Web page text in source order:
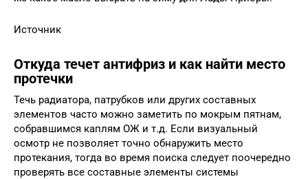
Источник
Откуда течет антифриз и как найти место
протечки
Течь радиатора, патрубков или других составных
элементов часто можно заметить по мокрым пятнам,
собравшимся каплям ОЖ и т.д. Если визуальный
осмотр не позволяет точно обнаружить место
протекания, тогда во время поиска следует поочередно
проверять все составные элементы системы